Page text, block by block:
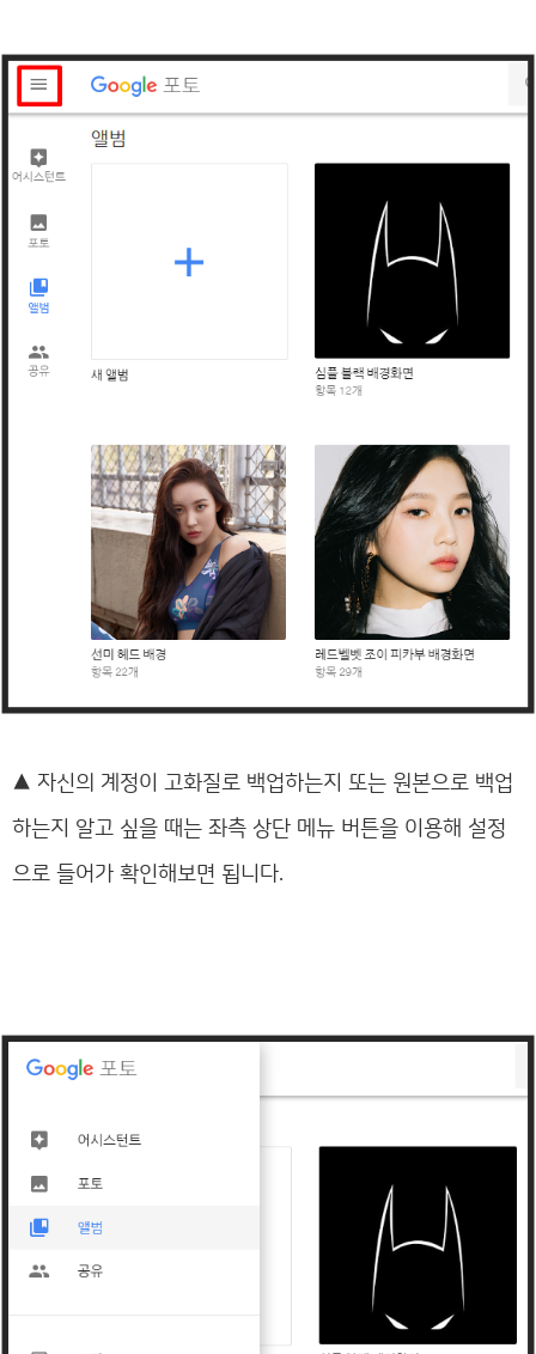
▲ 자신의 계정이 고화질로 백업하는지 또는 원본으로 백업
하는지 알고 싶을 때는 좌측 상단 메뉴 버튼을 이용해 설정
으로 들어가 확인해보면 됩니다.